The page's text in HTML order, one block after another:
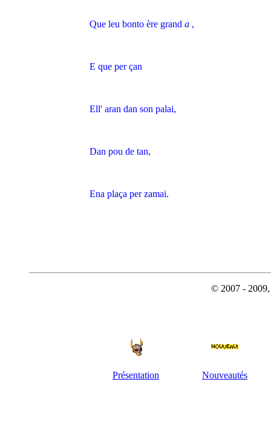
Que leu bonto ère grand a ,
E que per çan
Ell' aran dan son palai,
Dan pou de tan,
Ena plaça per zamai.
© 2007 - 2009,
Présentation Nouveautés